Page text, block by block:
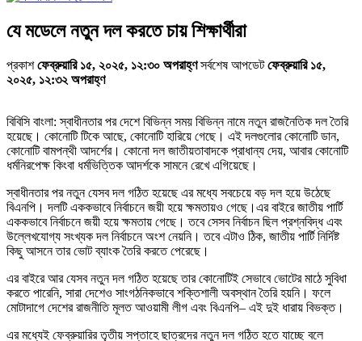
যে মডেলে নতুন দল করতে চায় শিক্ষার্থীরা
প্রকাশফেব্রুয়ারি ১৫, ২০২৫, ১২:৩০ অপরাহ্ণ সর্বশেষ আপডেটফেব্রুয়ারি ১৫,
২০২৫, ১২:৩২ অপরাহ্ণ
বিবিসি বাংলা: স্বাধীনতার পর দেশে বিভিন্ন সময় বিভিন্ন নামে নতুন রাজনৈতিক দল তৈরি
হয়েছে। কোনোটি টিকে আছে, কোনোটি হারিয়ে গেছে। এই দলগুলোর কোনোটি ডান,
কোনোটি বামপন্থী আদর্শের। কোনো দল জাতীয়তাবাদকে প্রাধান্য দেয়, আবার কোনোটি
ধর্মনিরপেক্ষ কিংবা ধর্মভিত্তিক আদর্শকে সামনে রেখে এগিয়েছে।
স্বাধীনতার পর নতুন যেসব দল গঠিত হয়েছে এর মধ্যে সবচেয়ে বড় দল হয়ে উঠেছে
বিএনপি। দলটি এককভাবে নির্বাচনে জয়ী হয়ে ক্ষমতায়ও গেছে।এর বাইরে জাতীয় পার্টি
এককভাবে নির্বাচনে জয়ী হয়ে ক্ষমতায় গেছে। তবে সেসব নির্বাচন ছিল প্রশ্নবিদ্ধ এবং
উল্লেখযোগ্য সংখ্যক দল নির্বাচনে অংশ নেয়নি। তবে এটাও ঠিক, জাতীয় পার্টি নির্দিষ্ট
কিছু আসনে তার ভোট ব্যাংক তৈরি করতে পেরেছে।
এর বাইরে আর যেসব নতুন দল গঠিত হয়েছে তার কোনোটিই সেভাবে ভোটের মাঠে সুবিধা
করতে পারেনি, সারা দেশেও সাংগঠনিকভাবে শক্তিশালী অবস্থান তৈরি হয়নি। ফলে
মোটাদাগে দেশের রাজনীতি মূলত আওয়ামী লীগ এবং বিএনপি– এই দুই ধারায় বিভক্ত।
এর মধ্যেই ফেব্রুয়ারির তৃতীয় সপ্তাহে ছাত্রদের নতুন দল গঠিত হতে যাচ্ছে বলে